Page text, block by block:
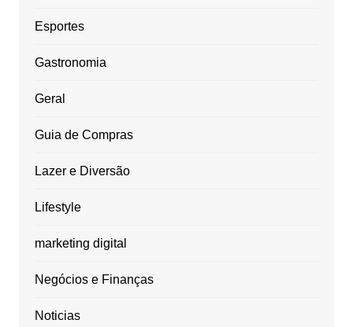
Esportes
Gastronomia
Geral
Guia de Compras
Lazer e Diversão
Lifestyle
marketing digital
Negócios e Finanças
Noticias